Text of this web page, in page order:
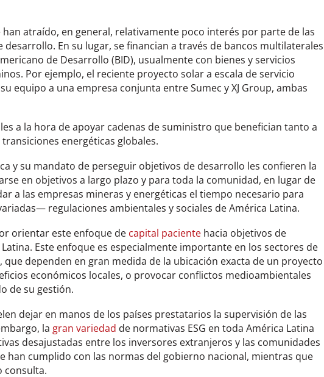
atraído, en general, relativamente poco interés por parte de las
En su lugar, se financian a través de bancos multilaterales
de Desarrollo (BID), usualmente con bienes y servicios
Por ejemplo, el reciente proyecto solar a escala de servicio
su equipo a una empresa conjunta entre Sumec y XJ Group, ambas
a la hora de apoyar cadenas de suministro que benefician tanto a
energéticas globales.
y su mandato de perseguir objetivos de desarrollo les confieren la
en objetivos a largo plazo y para toda la comunidad, en lugar de
a las empresas mineras y energéticas el tiempo necesario para
regulaciones ambientales y sociales de América Latina.
orientar este enfoque de capital paciente hacia objetivos de
Este enfoque es especialmente importante en los sectores de
que dependen en gran medida de la ubicación exacta de un proyecto
económicos locales, o provocar conflictos medioambientales
de su gestión.
dejar en manos de los países prestatarios la supervisión de las
la gran variedad de normativas ESG en toda América Latina
desajustadas entre los inversores extranjeros y las comunidades
han cumplido con las normas del gobierno nacional, mientras que
consulta.